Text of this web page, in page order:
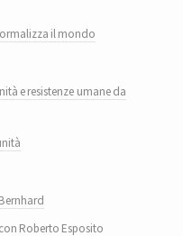
il mondo
e resistenze umane da
Roberto Esposito